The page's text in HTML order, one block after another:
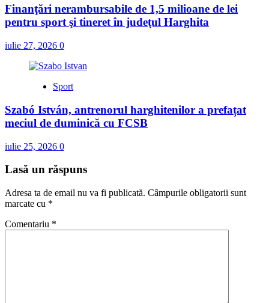
Finanţări nerambursabile de 1,5 milioane de lei
pentru sport şi tineret în judeţul Harghita
iulie 27, 2026 0
Sport
Szabó István, antrenorul harghitenilor a prefațat
meciul de duminică cu FCSB
iulie 25, 2026 0
Lasă un răspuns
Adresa ta de email nu va fi publicată. Câmpurile obligatorii sunt
marcate cu *
Comentariu *